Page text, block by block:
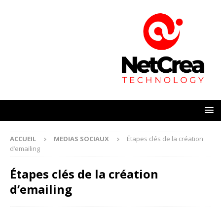
ACCUEIL MEDIAS SOCIAUX
Étapes clés de la création
d’emailing
Étapes clés de la création
d’emailing